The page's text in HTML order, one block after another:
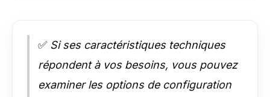
✅ Si ses caractéristiques techniques
répondent à vos besoins, vous pouvez
examiner les options de configuration